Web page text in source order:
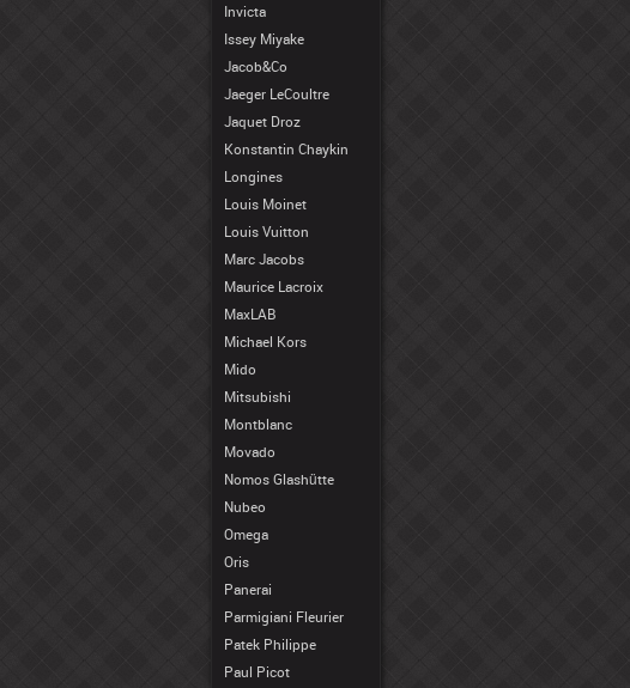
Invicta
Issey Miyake
Jacob&Co
Jaeger LeCoultre
Jaquet Droz
Konstantin Chaykin
Longines
Louis Moinet
Louis Vuitton
Marc Jacobs
Maurice Lacroix
MaxLAB
Michael Kors
Mido
Mitsubishi
Montblanc
Movado
Nomos Glashütte
Nubeo
Omega
Oris
Panerai
Parmigiani Fleurier
Patek Philippe
Paul Picot